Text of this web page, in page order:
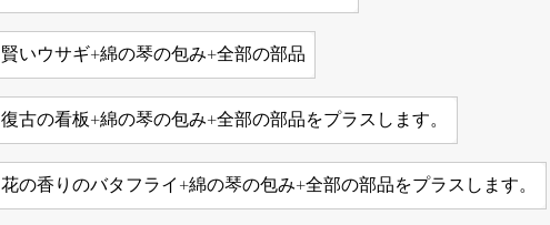
賢いウサギ+綿の琴の包み+全部の部品
復古の看板+綿の琴の包み+全部の部品をプラスします。
花の香りのバタフライ+綿の琴の包み+全部の部品をプラスします。